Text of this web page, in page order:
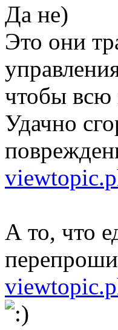
Да не)
Это они
чтобы всю
Удачно
А то, что